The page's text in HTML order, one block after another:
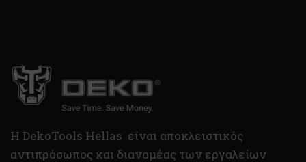
H DekoTools Hellas είναι αποκλειστικός
αντιπρόσωπος και διανομέας των εργαλείων